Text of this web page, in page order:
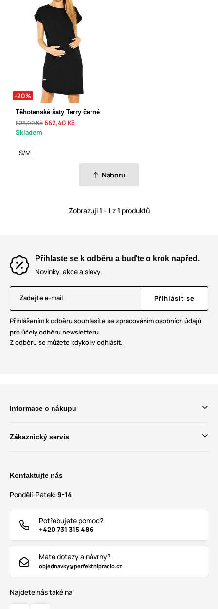
-20%
Těhotenské šaty Terry černé
828,00 Kč 662,40 Kč
Skladem
S/M
Nahoru
Zobrazuji1 - 1 z1 produktů
Přihlaste se k odběru a buďte o krok napřed.
Novinky, akce a slevy.
Zadejte e-mail Přihlásit se
Přihlášením k odběru souhlasíte sezpracováním osobních údajů
pro účely odběru newsletteru
Z odběru se můžete kdykoliv odhlásit.
Informace o nákupu
Zákaznický servis
Kontaktujte nás
Pondělí-Pátek: 9-14
Potřebujete pomoc?
+420 731 315 486
Máte dotazy a návrhy?
objednavky@perfektnipradlo.cz
Najdete nás také na